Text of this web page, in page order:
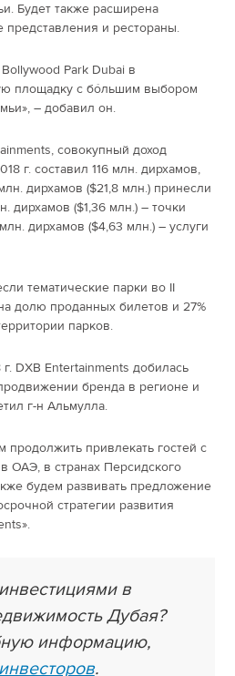
Будет также расширена
представления и рестораны.
Park Dubai в
площадку с бóльшим выбором
– добавил он.
совокупный доход
г. составил 116 млн. дирхамов,
дирхамов ($21,8 млн.) принесли
дирхамов ($1,36 млн.) – точки
дирхамов ($4,63 млн.) – услуги
тематические парки во II
долю проданных билетов и 27%
парков.
DXB Entertainments добилась
бренда в регионе и
г-н Альмулла.
привлекать гостей с
ОАЭ, в странах Персидского
будем развивать предложение
стратегии развития
в
Дубая?
информацию,
.